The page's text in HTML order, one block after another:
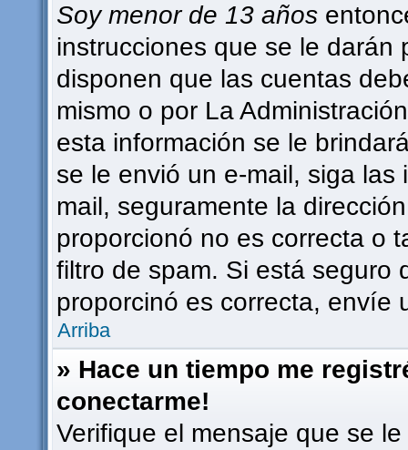
Soy menor de 13 años
instrucciones que se le darán
disponen que las cuentas
mismo o por La
esta información se le
se le envió un e-mail, siga
mail, seguramente la
proporcionó no es correcta o
filtro de spam. Si está seguro
proporcinó es correcta, envíe
Arriba
» Hace un tiempo me
conectarme!
Verifique el mensaje que se